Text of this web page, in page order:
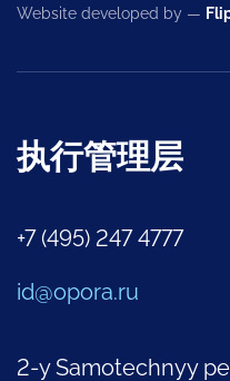
Website developed by —
执行管理层
+7 (495) 247 4777
id@opora.ru
2-y Samotechnyy